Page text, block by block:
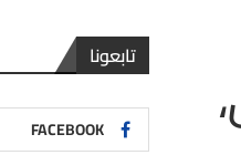
تابعونا
FACEBOOK